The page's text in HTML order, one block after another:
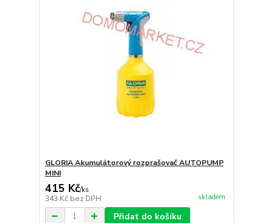
GLORIA Akumulátorový rozprašovač AUTOPUMP
MINI
415 Kč/ks
343 Kč bez DPH skladem
Přidat do košíku